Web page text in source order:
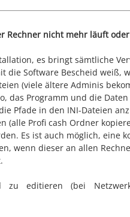
Rechner nicht mehr läuft
es bringt sämtliche
die Software Bescheid weiß,
(viele ältere Adminis
das Programm und die
Pfade in den INI-Dateien
(alle Profi cash Ordner
Es ist auch möglich, eine
wenn dieser an allen
zu editieren (bei